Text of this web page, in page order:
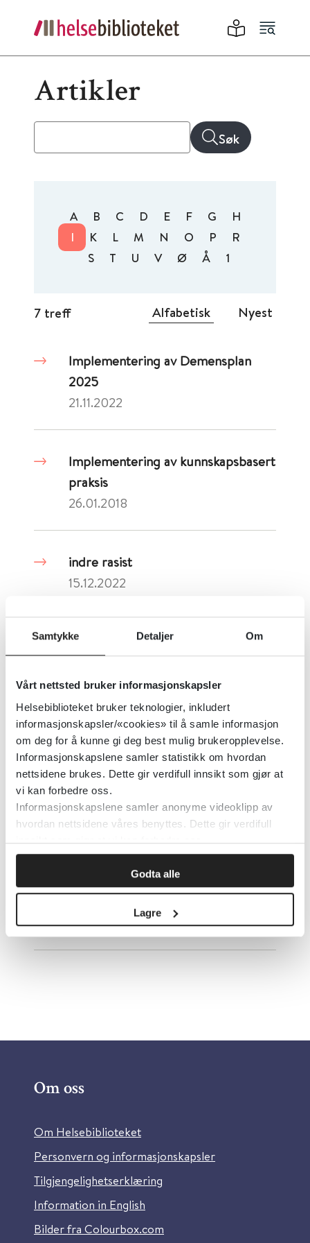
Samtykke Detaljer Om
Vårt nettsted bruker informasjonskapsler
Helsebiblioteket bruker teknologier, inkludert
informasjonskapsler/«cookies» til å samle informasjon
om deg for å kunne gi deg best mulig brukeropplevelse.
Informasjonskapslene samler statistikk om hvordan
nettsidene brukes. Dette gir verdifull innsikt som gjør at
vi kan forbedre oss.
Informasjonskapslene samler anonyme videoklipp av
hvordan nettsidene våres benyttes. Dette gir verdifull
innsikt som gjør at vi kan forbedre oss.
Godta alle
Lagre
Artikler
Søk
A B C D E F G
H
I
K L M N O P
R
S
T U V Ø Å 1
7 treff Alfabetisk Nyest
Implementering av Demensplan
2025
21.11.2022
Implementering av kunnskapsbasert
praksis
26.01.2018
indre rasist
15.12.2022
innvandrerpasienten
09.12.2022
Integrert i behandlingen
08.10.2021
Intervju om oppsummering av
kunnskap
07.03.2019
15.06.2023
Om oss
Om Helsebiblioteket
Personvern og informasjonskapsler
Tilgjengelighetserklæring
Information in English
Bilder fra Colourbox.com